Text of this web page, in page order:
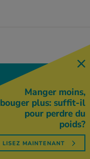
Manger moins,
bouger plus: suffit-il
pour perdre du
poids?
LISEZ MAINTENANT